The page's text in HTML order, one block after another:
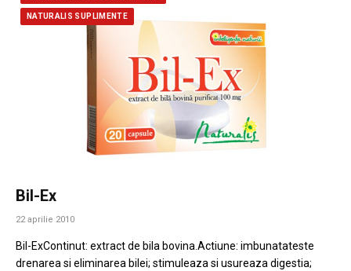
NATURALIS SUPLIMENTE
Bil-Ex
22 aprilie 2010
Bil-ExContinut: extract de bila bovina.Actiune: imbunatateste
drenarea si eliminarea bilei; stimuleaza si usureaza digestia;